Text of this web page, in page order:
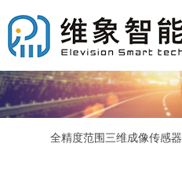
全精度范围三维成像传感器